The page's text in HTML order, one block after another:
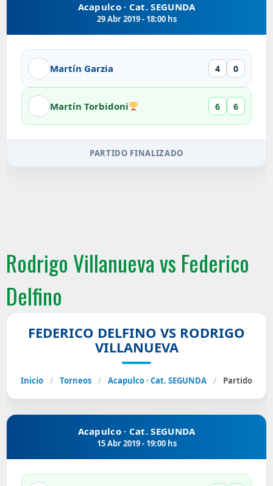
Acapulco · Cat. SEGUNDA
29 Abr 2019 - 18:00 hs
Martín Garzia 4 0
Martín Torbidoni 6 6
PARTIDO FINALIZADO
Rodrigo Villanueva vs Federico
Delfino
FEDERICO DELFINO VS RODRIGO
VILLANUEVA
Inicio / Torneos / Acapulco · Cat. SEGUNDA / Partido
Acapulco · Cat. SEGUNDA
15 Abr 2019 - 19:00 hs